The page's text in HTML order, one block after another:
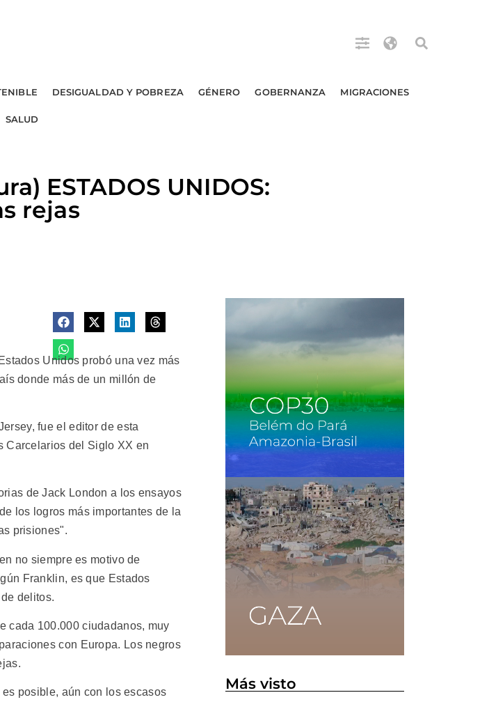
DESIGUALDAD Y POBREZA GÉNERO GOBERNANZA MIGRACIONES
SALUD
ESTADOS UNIDOS:
rejas
Unidos probó una vez más
donde más de un millón de
fue el editor de esta
Carcelarios del Siglo XX en
de Jack London a los ensayos
los logros más importantes de la
prisiones".
no siempre es motivo de
Franklin, es que Estados
delitos.
cada 100.000 ciudadanos, muy
con Europa. Los negros
posible, aún con los escasos
Más visto